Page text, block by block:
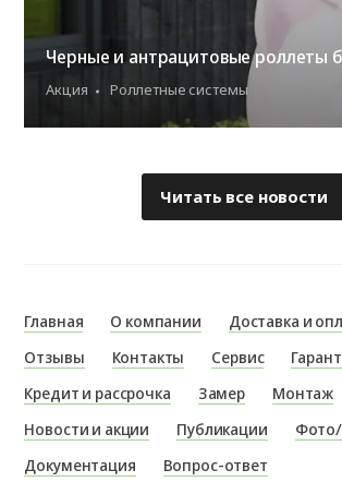
Черные и антрацитовые роллеты
Акция Роллетные системы
Читать все новости
Главная О компании
Доставка и
Отзывы
Контакты Сервис
Кредит и рассрочка
Замер
Монтаж
Новости и акции
Публикации
Документация
Вопрос-ответ